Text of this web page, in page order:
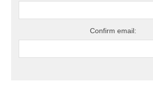
Confirm email: